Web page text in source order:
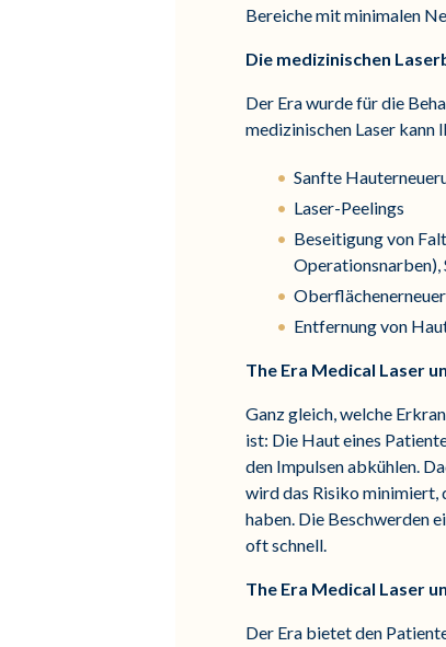
Bereiche mit minimalen
Die medizinischen
Der Era wurde für die
medizinischen Laser kann
Sanfte
Laser-Peelings
Beseitigung von
Operationsnarben),
Entfernung von
The Era Medical Laser
Ganz gleich, welche
ist: Die Haut eines
den Impulsen abkühlen.
wird das Risiko minimiert,
haben. Die Beschwerden
oft schnell.
The Era Medical Laser
Der Era bietet den